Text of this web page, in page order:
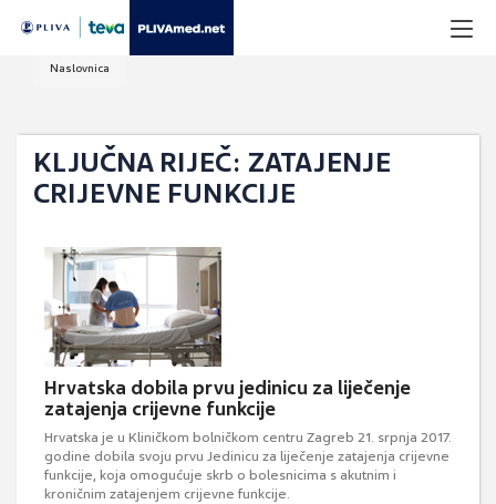
Naslovnica
KLJUČNA RIJEČ: ZATAJENJE
CRIJEVNE FUNKCIJE
Hrvatska dobila prvu jedinicu za liječenje
zatajenja crijevne funkcije
Hrvatska je u Kliničkom bolničkom centru Zagreb 21. srpnja 2017.
godine dobila svoju prvu Jedinicu za liječenje zatajenja crijevne
funkcije, koja omogućuje skrb o bolesnicima s akutnim i
kroničnim zatajenjem crijevne funkcije.